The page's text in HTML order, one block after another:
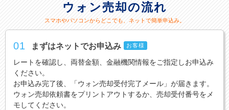
ウォン売却の流れ
スマホやパソコンからどこでも、ネットで簡単申込み。
01 まずはネットでお申込み お客様
レートを確認し、両替金額、金融機関情報をご指定しお申込み
ください。
お申込み完了後、「ウォン売却受付完了メール」が届きます。
ウォン売却依頼書をプリントアウトするか、売却受付番号をメ
モしてください。